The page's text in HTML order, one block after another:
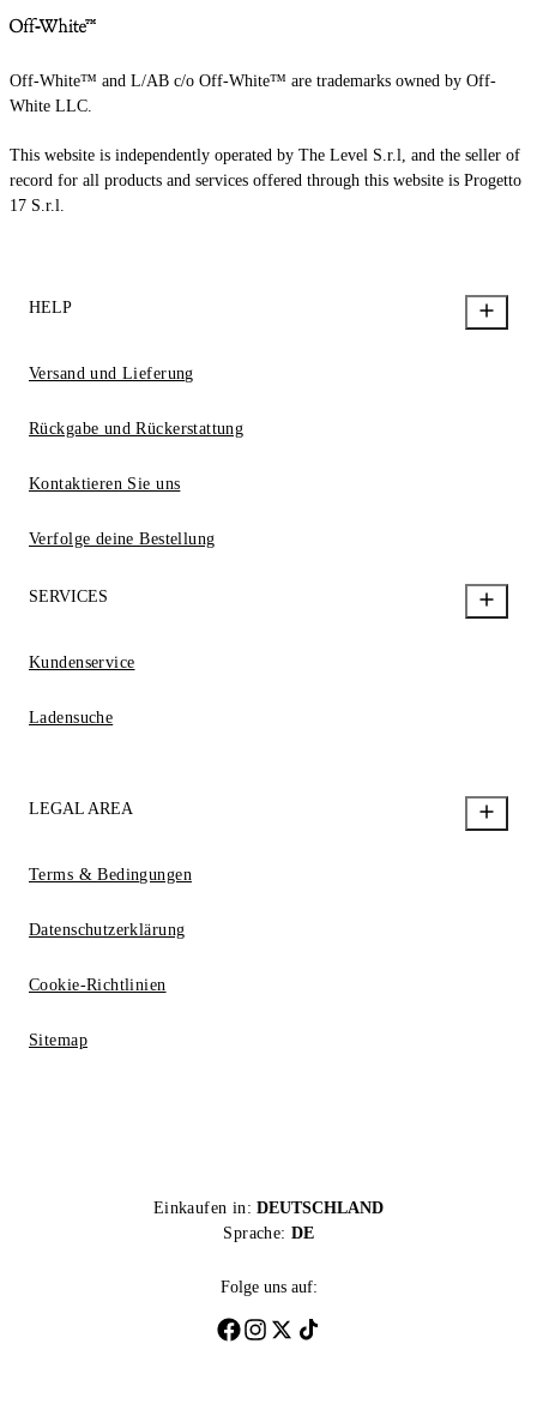
Off-White™ and L/AB c/o Off-White™ are trademarks owned by Off-
White LLC.
This website is independently operated by The Level S.r.l, and the seller of
record for all products and services offered through this website is Progetto
17 S.r.l.
HELP
Versand und Lieferung
Rückgabe und Rückerstattung
Kontaktieren Sie uns
Verfolge deine Bestellung
SERVICES
Kundenservice
Ladensuche
LEGAL AREA
Terms & Bedingungen
Datenschutzerklärung
Cookie-Richtlinien
Sitemap
Einkaufen in: DEUTSCHLAND
Sprache: DE
Folge uns auf: